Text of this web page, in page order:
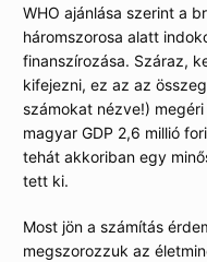
WHO ajánlása szerint a
háromszorosa alatt
finanszírozása. Száraz,
kifejezni, ez az az
számokat nézve!)
magyar GDP 2,6 millió
tehát akkoriban egy
tett ki.
Most jön a számítás
megszorozzuk az